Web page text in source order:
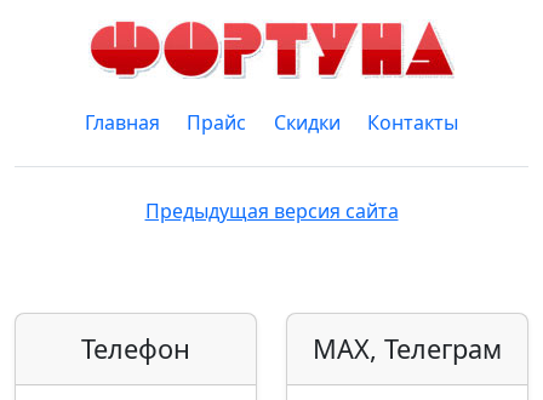
Главная Прайс Скидки Контакты
Предыдущая версия сайта
Телефон MAX, Телеграм